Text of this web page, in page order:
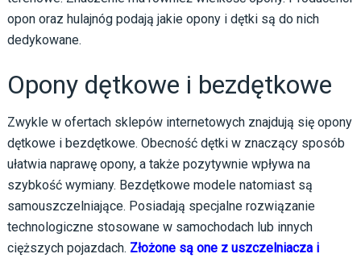
opon oraz hulajnóg podają jakie opony i dętki są do nich
dedykowane.
Opony dętkowe i bezdętkowe
Zwykle w ofertach sklepów internetowych znajdują się opony
dętkowe i bezdętkowe. Obecność dętki w znaczący sposób
ułatwia naprawę opony, a także pozytywnie wpływa na
szybkość wymiany. Bezdętkowe modele natomiast są
samouszczelniające. Posiadają specjalne rozwiązanie
technologiczne stosowane w samochodach lub innych
cięższych pojazdach. Złożone są one z uszczelniacza i